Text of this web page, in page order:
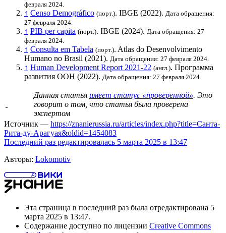
февраля 2024.
↑ Censo Demográfico (порт.). IBGE (2022). Дата обращения:
27 февраля 2024.
↑ PIB per capita (порт.). IBGE (2024). Дата обращения: 27
февраля 2024.
↑ Consulta em Tabela (порт.). Atlas do Desenvolvimento
Humano no Brasil (2021). Дата обращения: 27 февраля 2024.
↑ Human Development Report 2021-22 (англ.). Программа
развития ООН (2022). Дата обращения: 27 февраля 2024.
Данная статья имеет статус «проверенной». Это
говорит о том, что статья была проверена
экспертом
Источник — https://znanierussia.ru/articles/index.php?title=Санта-
Рита-ду-Арагуая&oldid=1454083
Последний раз редактировалась 5 марта 2025 в 13:47
Авторы: Lokomotiv
Эта страница в последний раз была отредактирована 5
марта 2025 в 13:47.
Содержание доступно по лицензии Creative Commons